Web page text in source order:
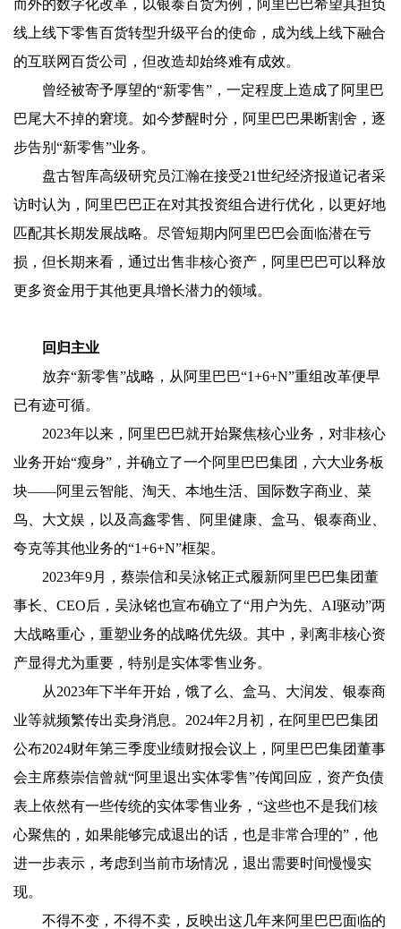
而外的数字化改革，以银泰百货为例，阿里巴巴希望其担负
线上线下零售百货转型升级平台的使命，成为线上线下融合
的互联网百货公司，但改造却始终难有成效。
曾经被寄予厚望的“新零售”，一定程度上造成了阿里巴
巴尾大不掉的窘境。如今梦醒时分，阿里巴巴果断割舍，逐
步告别“新零售”业务。
盘古智库高级研究员江瀚在接受21世纪经济报道记者采
访时认为，阿里巴巴正在对其投资组合进行优化，以更好地
匹配其长期发展战略。尽管短期内阿里巴巴会面临潜在亏
损，但长期来看，通过出售非核心资产，阿里巴巴可以释放
更多资金用于其他更具增长潜力的领域。
回归主业
放弃“新零售”战略，从阿里巴巴“1+6+N”重组改革便早
已有迹可循。
2023年以来，阿里巴巴就开始聚焦核心业务，对非核心
业务开始“瘦身”，并确立了一个阿里巴巴集团，六大业务板
块——阿里云智能、淘天、本地生活、国际数字商业、菜
鸟、大文娱，以及高鑫零售、阿里健康、盒马、银泰商业、
夸克等其他业务的“1+6+N”框架。
2023年9月，蔡崇信和吴泳铭正式履新阿里巴巴集团董
事长、CEO后，吴泳铭也宣布确立了“用户为先、AI驱动”两
大战略重心，重塑业务的战略优先级。其中，剥离非核心资
产显得尤为重要，特别是实体零售业务。
从2023年下半年开始，饿了么、盒马、大润发、银泰商
业等就频繁传出卖身消息。2024年2月初，在阿里巴巴集团
公布2024财年第三季度业绩财报会议上，阿里巴巴集团董事
会主席蔡崇信曾就“阿里退出实体零售”传闻回应，资产负债
表上依然有一些传统的实体零售业务，“这些也不是我们核
心聚焦的，如果能够完成退出的话，也是非常合理的”，他
进一步表示，考虑到当前市场情况，退出需要时间慢慢实
现。
不得不变，不得不卖，反映出这几年来阿里巴巴面临的